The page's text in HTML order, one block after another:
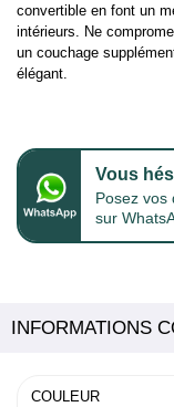
convertible en font un
intérieurs. Ne
un couchage
élégant.
Vous
Posez vos
sur
INFORMATIONS
COULEUR